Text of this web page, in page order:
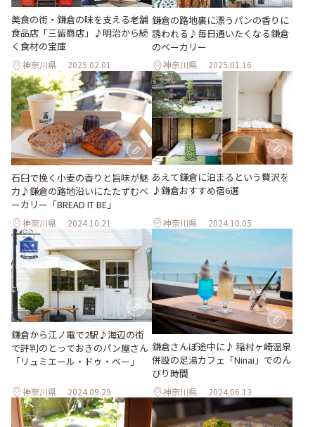
美食の街・鎌倉の味を支える老舗
食品店「三留商店」♪明治から続
く食材の宝庫
神奈川県 2025.02.01
鎌倉の路地裏に漂うパンの香りに
誘われる♪毎日通いたくなる鎌倉
のベーカリー
神奈川県 2025.01.16
石臼で挽く小麦の香りと旨味が魅
力♪鎌倉の路地沿いにたたずむベ
ーカリー「BREAD IT BE」
神奈川県 2024.10.21
あえて鎌倉に泊まるという贅沢を
♪鎌倉おすすめ宿6選
神奈川県 2024.10.05
鎌倉から江ノ電で2駅♪海辺の街
で評判のとっておきのパン屋さん
「リュミエール・ドゥ・ベー」
神奈川県 2024.09.29
鎌倉さんぽ途中に♪ 稲村ヶ崎温泉
併設の足湯カフェ「Ninai」でのん
びり時間
神奈川県 2024.06.13